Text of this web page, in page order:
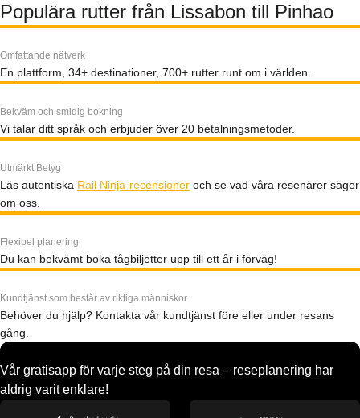
Populära rutter från Lissabon till Pinhao
Omfattande nätverk
En plattform, 34+ destinationer, 700+ rutter runt om i världen.
Bekväm och smidig bokning
Vi talar ditt språk och erbjuder över 20 betalningsmetoder.
Utmärkt Betyg
Läs autentiska Rail Ninja-recensioner och se vad våra resenärer säger
om oss.
Flexibel planering
Du kan bekvämt boka tågbiljetter upp till ett år i förväg!
Kundtjänst som består av riktiga människor
Behöver du hjälp? Kontakta vår kundtjänst före eller under resans
gång.
Vår gratisapp för varje steg på din resa – reseplanering har
aldrig varit enklare!